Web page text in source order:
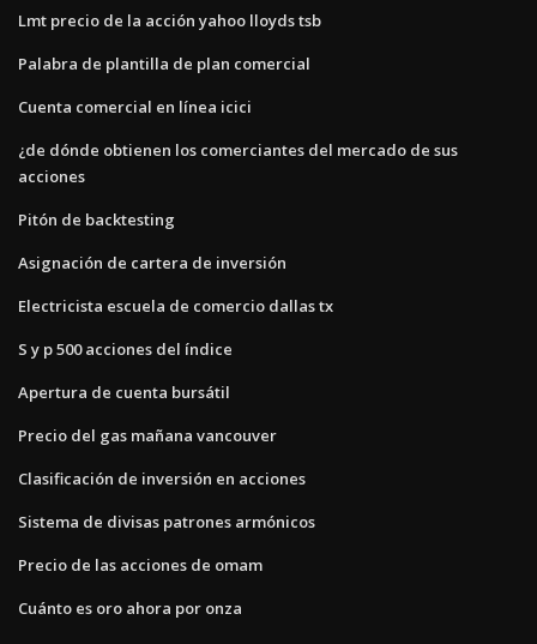
Lmt precio de la acción yahoo lloyds tsb
Palabra de plantilla de plan comercial
Cuenta comercial en línea icici
¿de dónde obtienen los comerciantes del mercado de sus
acciones
Pitón de backtesting
Asignación de cartera de inversión
Electricista escuela de comercio dallas tx
S y p 500 acciones del índice
Apertura de cuenta bursátil
Precio del gas mañana vancouver
Clasificación de inversión en acciones
Sistema de divisas patrones armónicos
Precio de las acciones de omam
Cuánto es oro ahora por onza